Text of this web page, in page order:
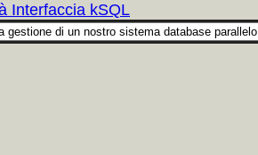
Interfaccia kSQL